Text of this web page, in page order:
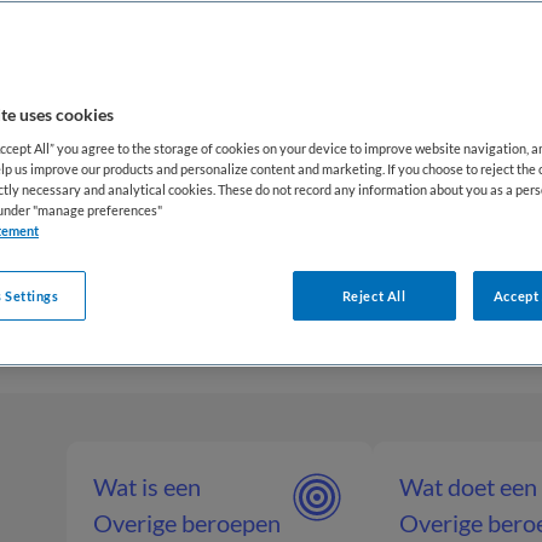
niet direct gericht zijn op het verlenen van
functioneren van zorginstellingen zoals
rol van facilitaire beroepen in de zorg is
georganiseerde en hygiënische omgeving
veiligheid en continuïteit van de
in het geheel van zorgprocessen en ondersteunen
in het dagelijks functioneren van de
Wat is een
Overige beroepen
Wat doet een
Overige
uses cookies
All” you agree to the storage of cookies on your device to improve website navigation,
us improve our products and personalize content and marketing. If you choose to reject the
necessary and analytical cookies. These do not record any information about you as a
"manage preferences"
Reject All Accept
Settings